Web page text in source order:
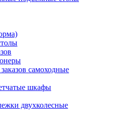
самоходные
шкафы
двухколесные